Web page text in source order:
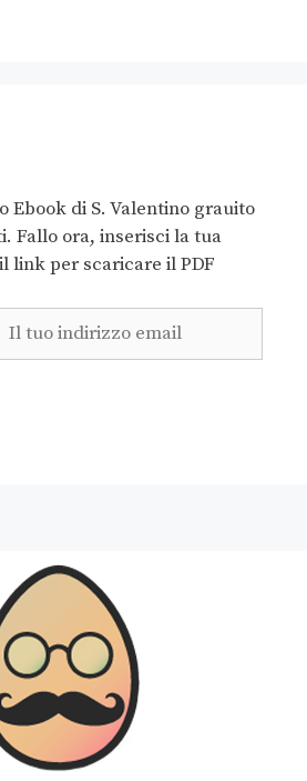
Ebook di S. Valentino grauito
Fallo ora, inserisci la tua
link per scaricare il PDF